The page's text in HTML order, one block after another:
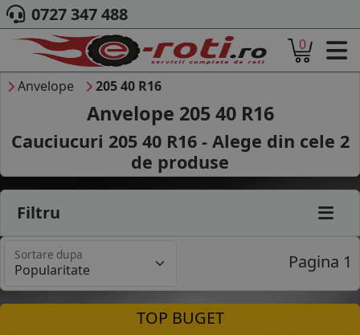
ACASA
DESPRE NOI
ANVELOPE
AUTO
CAMION
MOTO
AGROINDUSTRIALE
MARCA AUTO
B2B - COLABORARE COMPANII
0727 347 488
0
Anvelope 205 40 R16
Anvelope 205 40 R16
Cauciucuri 205 40 R16 - Alege din cele 2
de produse
Filtru
Sortare dupa Pagina 1
TOP BUGET